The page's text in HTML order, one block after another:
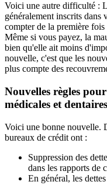
Voici une autre difficulté :
généralement inscrits dans
compter de la première
Même si vous payez, la
bien qu'elle ait moins
nouvelle, c'est que les
plus compte des
Nouvelles règles
médicales et dentaires
Voici une bonne nouvelle.
bureaux de crédit ont :
Suppression des
dans les rapports de
En général, les